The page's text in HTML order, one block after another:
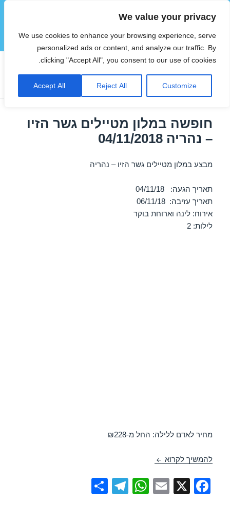
We value your privacy
We use cookies to enhance your browsing experience, serve
personalized ads or content, and analyze our traffic. By
clicking "Accept All", you consent to our use of cookies.
Customize
Reject All
Accept All
הוטצימר
תפריטים
ווידג'טים
תגית:דילים לטבריה בנובמבר
חופשה במלון מטיילים גשר הזיו
– נהריה 04/11/2018
מבצע במלון מטיילים גשר הזיו – נהריה
תאריך הגעה: 04/11/18
תאריך עזיבה: 06/11/18
אירוח: לינה וארוחת בוקר
לילות: 2
מחיר לאדם ללילה: החל מ-₪228
להמשיך לקרוא חופשה במלון מטיילים גשר הזיו – נהריה 04/11/2018
F
X
E
W
T